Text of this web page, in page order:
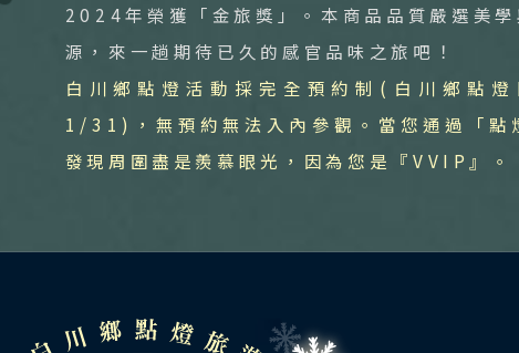
2024年榮獲「金旅獎」。本商品品質嚴選美
源，來一趟期待已久的感官品味之旅吧！
白川鄉點燈活動採完全預約制(白川鄉點
1/31)，無預約無法入內參觀。當您通過「點
發現周圍盡是羨慕眼光，因為您是『VVIP』。